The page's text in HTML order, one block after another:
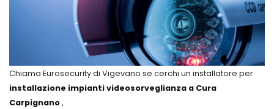
Chiama Eurosecurity di Vigevano se cerchi un installatore per
installazione impianti videosorveglianza a Cura
Carpignano,